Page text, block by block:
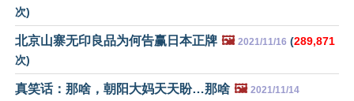
次)
北京山寨无印良品为何告赢日本正牌 🖼️ 2021/11/16 (289,871
次)
真笑话：那啥，朝阳大妈天天盼…那啥 🖼️ 2021/11/14